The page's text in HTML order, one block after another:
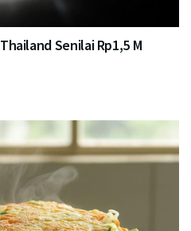
Senilai Rp1,5 M